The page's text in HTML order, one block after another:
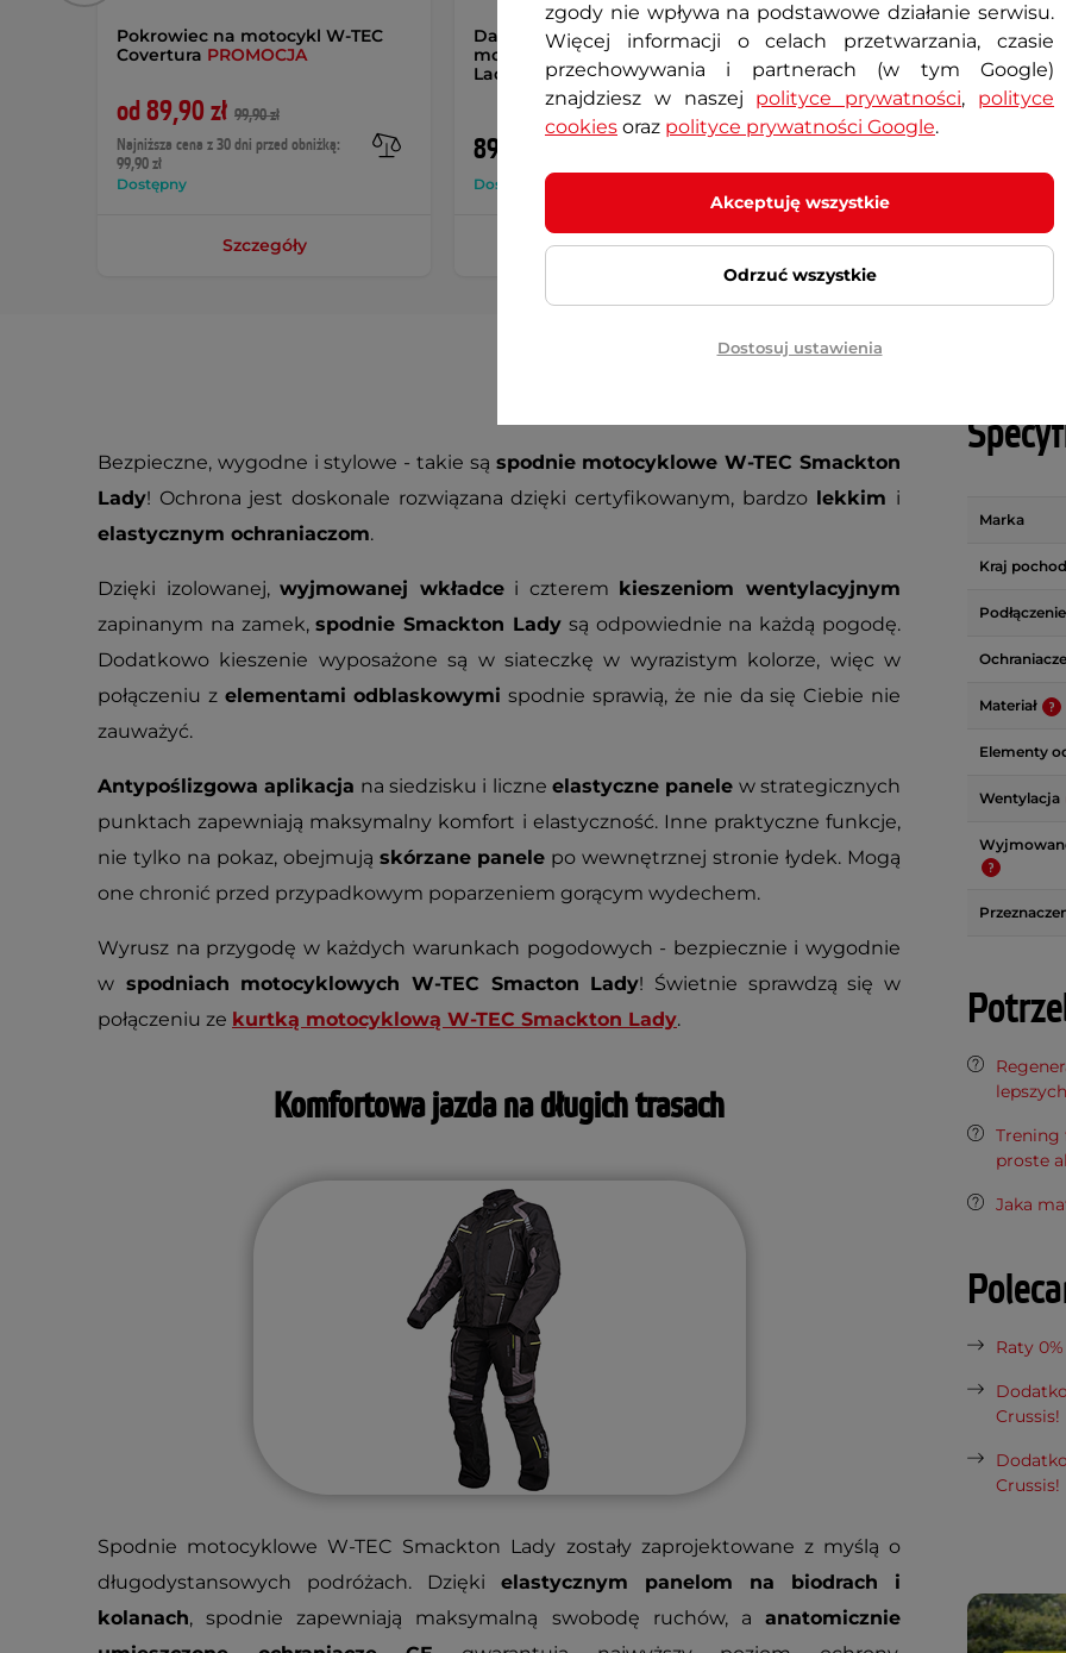
Pokrowiec na motocykl W-TEC
Covertura PROMOCJA
od 89,90 zł 99,90 zł
Najniższa cena z 30 dni przed obniżką:
99,90 zł
Dostępny
Szczegóły
Damska turystyczna kurtka
motocyklowa W-TEC Smackton
Lady
899 zł
Dostępny
+ Dodaj do koszyka
Wielofunkcyjna chusta
szalik ocieplacz na szyję W-
Black Heart Scarfest
29,90 zł 31,90 zł
Najniższa cena z 30 dni przed obniżką:
+ Dodaj do koszyka
Bezpieczne, wygodne i stylowe - takie są spodnie motocyklowe W-TEC Smackton
Lady! Ochrona jest doskonale rozwiązana dzięki certyfikowanym, bardzolekkim i
elastycznym ochraniaczom.
Dzięki izolowanej,wyjmowanej wkładcei czterem kieszeniom wentylacyjnym
zapinanym na zamek,spodnie Smackton Lady są odpowiednie na każdą pogodę.
Dodatkowo kieszenie wyposażone są w siateczkę w wyrazistym kolorze, więc w
połączeniu z elementami odblaskowymi spodnie sprawią, że nie da się Ciebie nie
zauważyć.
Antypoślizgowa aplikacja na siedzisku i liczneelastyczne panele w strategicznych
punktach zapewniają maksymalny komfort i elastyczność. Inne praktyczne funkcje,
nie tylko na pokaz, obejmują skórzane panele po wewnętrznej stronie łydek. Mogą
one chronić przed przypadkowym poparzeniem gorącym wydechem.
Wyrusz na przygodę w każdych warunkach pogodowych - bezpiecznie i wygodnie
w spodniach motocyklowych W-TEC Smacton Lady! Świetnie sprawdzą się w
połączeniu ze kurtką motocyklową W-TEC Smackton Lady.
Komfortowa jazda na długich trasach
Spodnie motocyklowe W-TEC Smackton Lady zostały zaprojektowane z myślą o
długodystansowych podróżach. Dzięki elastycznym panelom na biodrach i
kolanach, spodnie zapewniają maksymalną swobodę ruchów, a anatomicznie
Marka
Kraj
Ochraniacze
Materiał
Elementy
Wentylacja
Trening
proste
Jaka
Raty
Crussis!
Crussis!
zgody nie wpływa na podstawowe działanie serwisu.
Więcej informacji o celach przetwarzania, czasie
przechowywania i partnerach (w tym Google)
znajdziesz w naszej polityce prywatności, polityce
cookies oraz polityce prywatności Google.
Akceptuję wszystkie
Odrzuć wszystkie
Dostosuj ustawienia